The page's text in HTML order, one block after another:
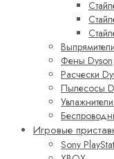
Фены Dyson
Расчески
Пылесосы
Игровые
Sony